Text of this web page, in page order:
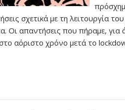
σχετικά με τη λειτουργία
Οι απαντήσεις που πήραμε, για
αόριστο χρόνο μετά το